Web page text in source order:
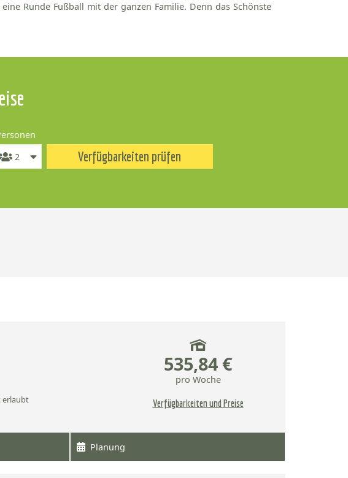
Runde Fußball mit der ganzen Familie. Denn das Schönste
Verfügbarkeiten prüfen
erlaubt
535,84 €
pro Woche
Verfügbarkeiten und Preise
Planung